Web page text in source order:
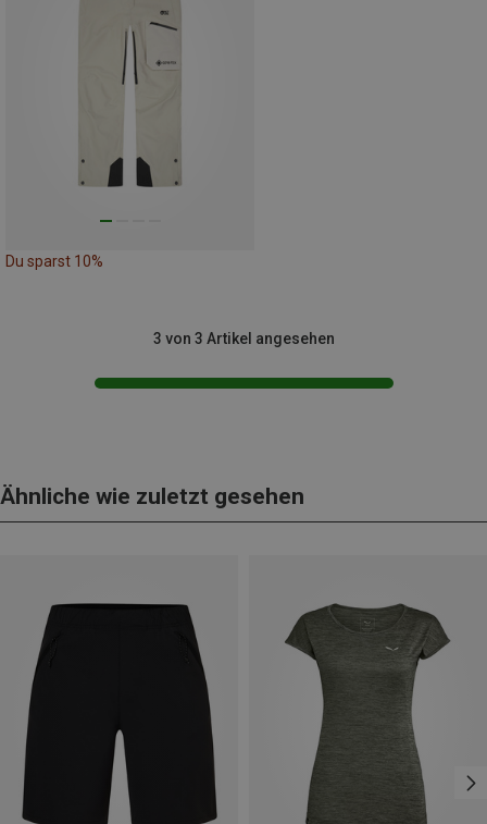
Du sparst 10%
3 von 3 Artikel angesehen
Ähnliche wie zuletzt gesehen